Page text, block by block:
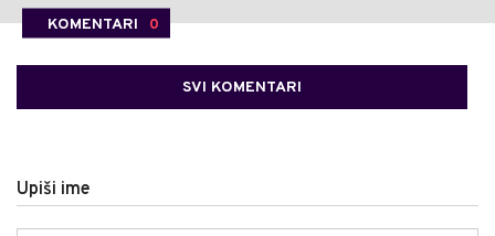
KOMENTARI 0
SVI KOMENTARI
Upiši ime